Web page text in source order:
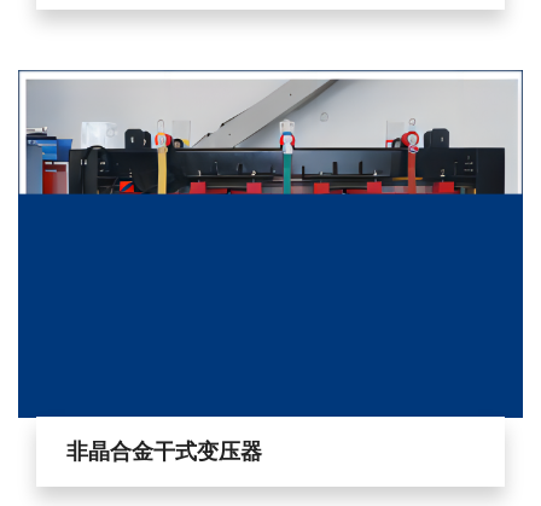
非晶合金干式变压器